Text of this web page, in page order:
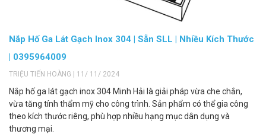
Nắp Hố Ga Lát Gạch Inox 304 | Sẵn SLL | Nhiều Kích Thước
| 0395964009
TRIỆU TIẾN HOÀNG | 11/ 11/ 2024
Nắp hố ga lát gạch inox 304 Minh Hải là giải pháp vừa che chắn,
vừa tăng tính thẩm mỹ cho công trình. Sản phẩm có thể gia công
theo kích thước riêng, phù hợp nhiều hạng mục dân dụng và
thương mại.